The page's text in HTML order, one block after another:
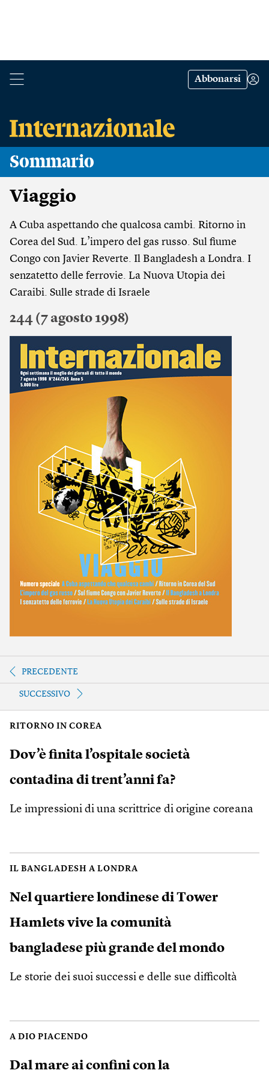
Abbonarsi
Sommario
Viaggio
A Cuba aspettando che qualcosa cambi. Ritorno in
Corea del Sud. L’impero del gas russo. Sul fiume
Congo con Javier Reverte. Il Bangladesh a Londra. I
senzatetto delle ferrovie. La Nuova Utopia dei
Caraibi. Sulle strade di Israele
244 (7 agosto 1998)
PRECEDENTE
SUCCESSIVO
RITORNO IN COREA
Dov’è finita l’ospitale società
contadina di trent’anni fa?
Le impressioni di una scrittrice di origine coreana
IL BANGLADESH A LONDRA
Nel quartiere londinese di Tower
Hamlets vive la comunità
bangladese più grande del mondo
Le storie dei suoi successi e delle sue difficoltà
A DIO PIACENDO
Dal mare ai confini con la